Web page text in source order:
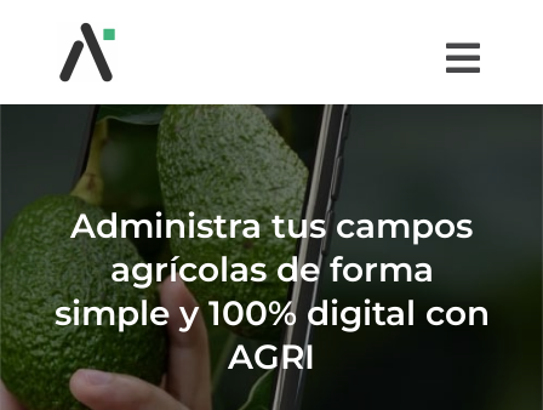
contenido
¿QUÉ ES AGRI?
MÓDULOS
TESTIMONIOS
PRECIOS
Administra tus campos
agrícolas de forma
simple y 100% digital con
AGRI